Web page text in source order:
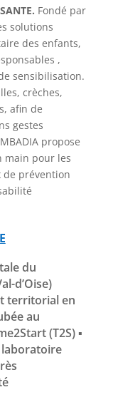
Fondé par
solutions
des enfants,
,
sensibilisation.
crèches,
afin de
gestes
propose
main pour les
prévention
du
d’Oise)
territorial en
au
(T2S) ▪